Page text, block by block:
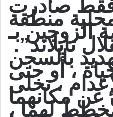
صادرت
منطقة
الزوجين بـ
تايلاند”.
بالسجن
، أو حتى
، تخلى
عن مكانهما
لهما ،